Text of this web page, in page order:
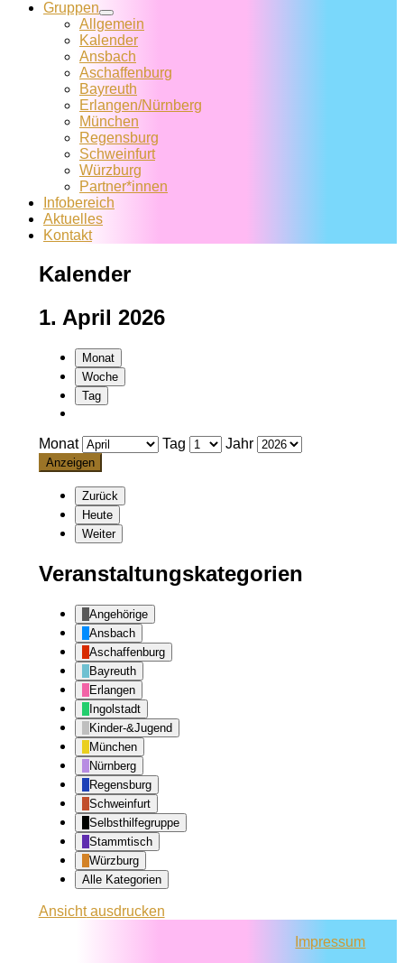
Gruppen
Allgemein
Kalender
Ansbach
Aschaffenburg
Bayreuth
Erlangen/Nürnberg
München
Regensburg
Schweinfurt
Würzburg
Partner*innen
Infobereich
Aktuelles
Kontakt
Kalender
1. April 2026
Monat
Woche
Tag
Monat Tag Jahr
Zurück
Heute
Weiter
Veranstaltungskategorien
Angehörige
Ansbach
Aschaffenburg
Bayreuth
Erlangen
Ingolstadt
Kinder-&Jugend
München
Nürnberg
Regensburg
Schweinfurt
Selbsthilfegruppe
Stammtisch
Würzburg
Alle Kategorien
Ansichtausdrucken
Impressum